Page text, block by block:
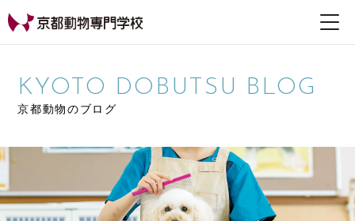
門学校
KYOTO DOBUTSU BLOG
京都動物のブログ